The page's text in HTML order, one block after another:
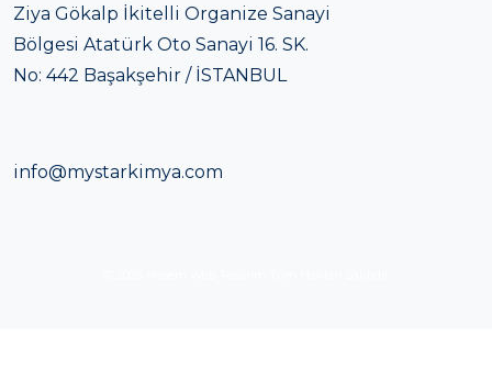
Ziya Gökalp İkitelli Organize Sanayi
Bölgesi Atatürk Oto Sanayi 16. SK.
No: 442 Başakşehir / İSTANBUL
info@mystarkimya.com